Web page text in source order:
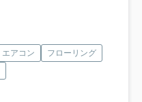
エアコン
フローリング